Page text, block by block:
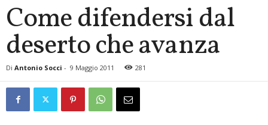
o
Come difendersi dal
deserto che avanza
Di Antonio Socci - 9 Maggio 2011 281